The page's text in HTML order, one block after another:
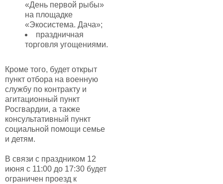
«День первой рыбы»
на площадке
«Экосистема. Дача»;
праздничная
торговля угощениями.
Кроме того, будет открыт
пункт отбора на военную
службу по контракту и
агитационный пункт
Росгвардии, а также
консультативный пункт
социальной помощи семье
и детям.
В связи с праздником 12
июня с 11:00 до 17:30 будет
ограничен проезд к